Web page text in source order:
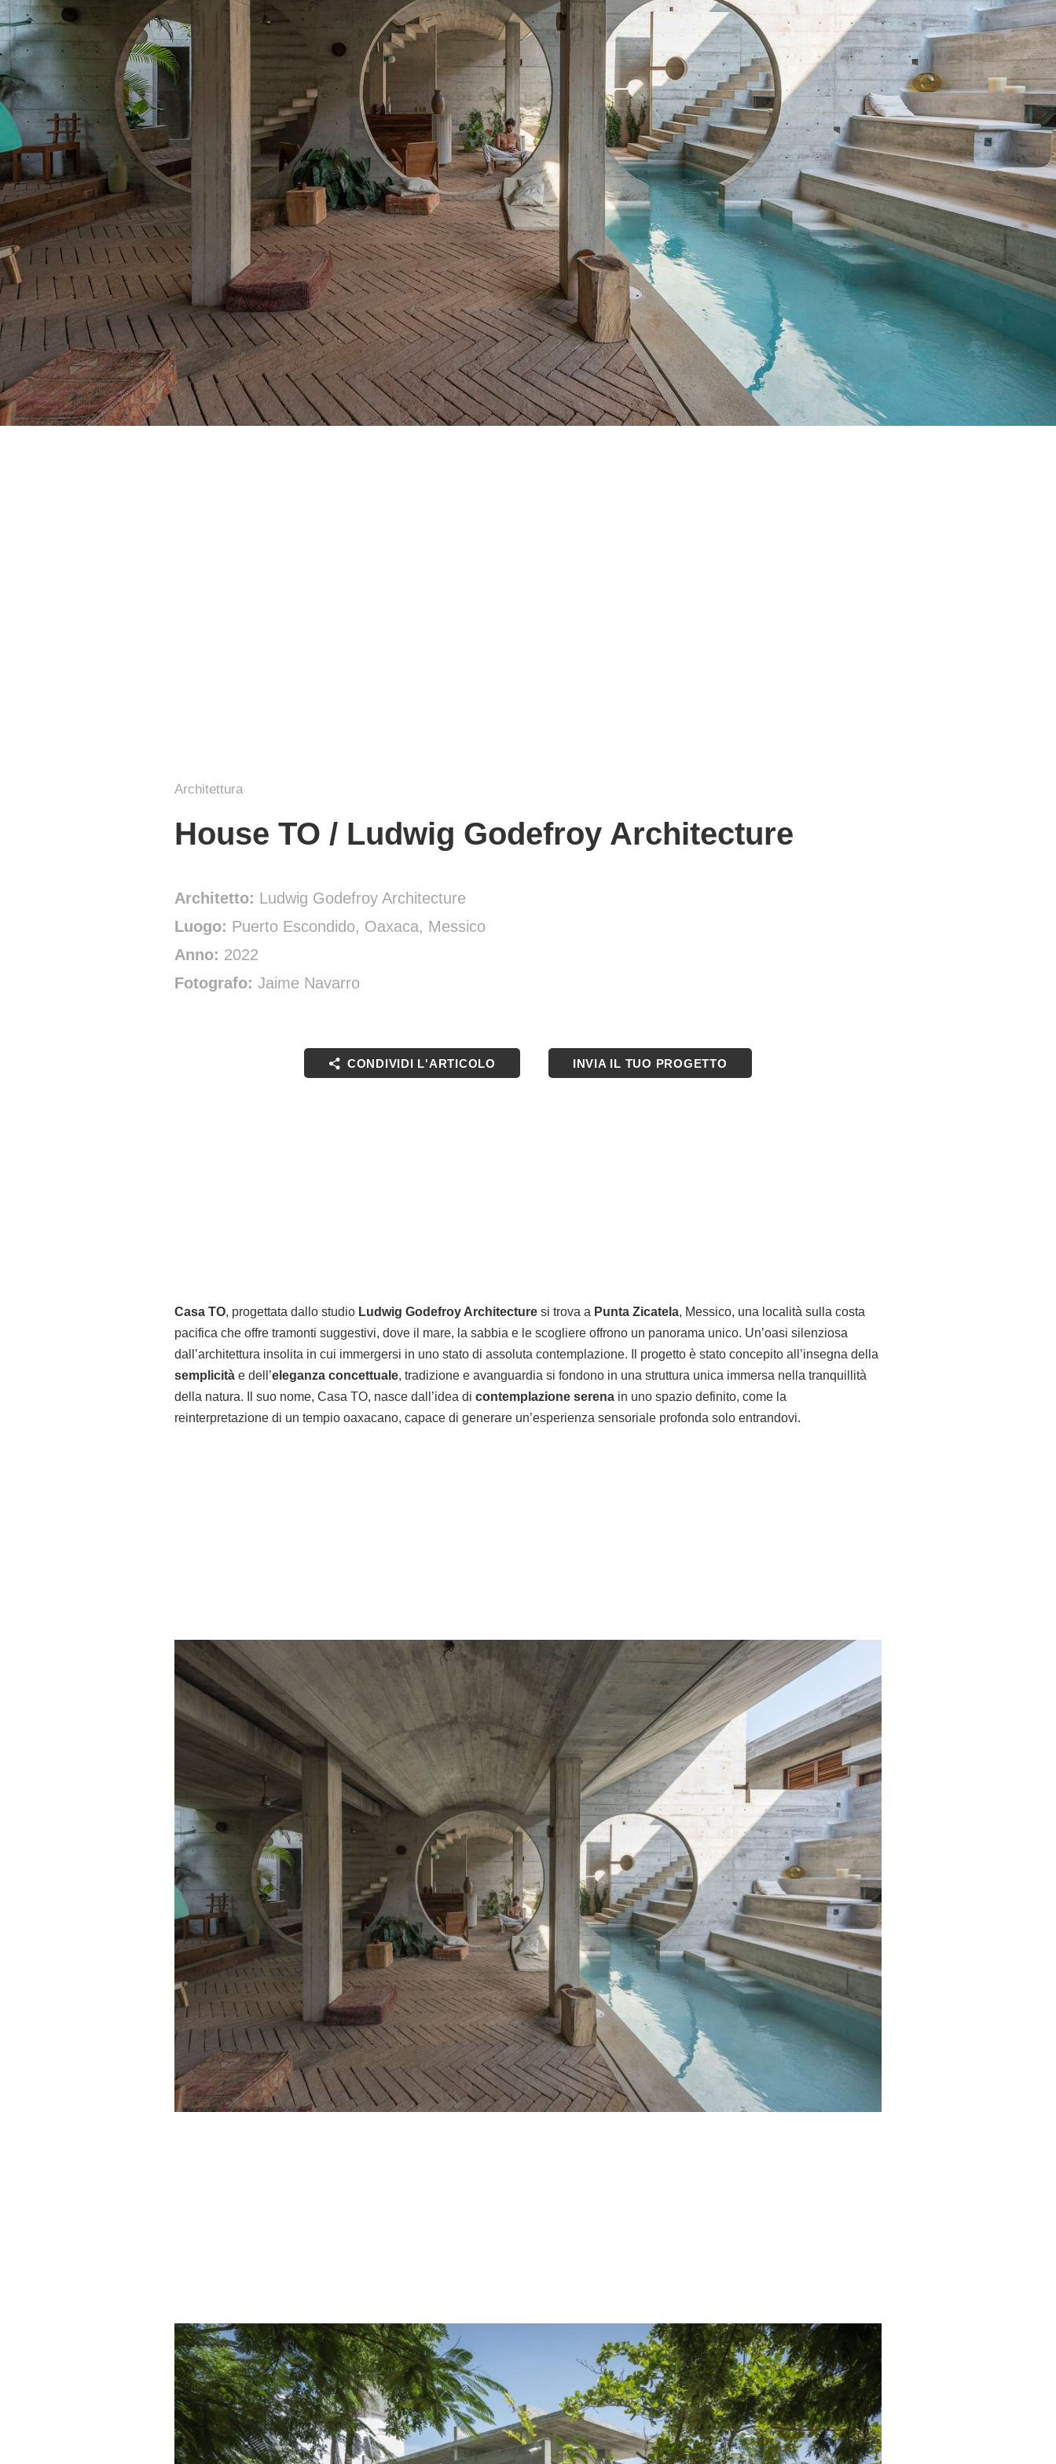
Architettura
House TO / Ludwig Godefroy Architecture
Architetto: Ludwig Godefroy Architecture
Luogo: Puerto Escondido, Oaxaca, Messico
Anno: 2022
Fotografo: Jaime Navarro
CONDIVIDI L'ARTICOLO INVIA IL TUO PROGETTO
Casa TO, progettata dallo studio Ludwig Godefroy Architecture si trova a Punta Zicatela, Messico, una località sulla costa
pacifica che offre tramonti suggestivi, dove il mare, la sabbia e le scogliere offrono un panorama unico. Un’oasi silenziosa
dall’architettura insolita in cui immergersi in uno stato di assoluta contemplazione. Il progetto è stato concepito all’insegna della
semplicità e dell’eleganza concettuale, tradizione e avanguardia si fondono in una struttura unica immersa nella tranquillità
della natura. Il suo nome, Casa TO, nasce dall’idea di contemplazione serena in uno spazio definito, come la
reinterpretazione di un tempio oaxacano, capace di generare un’esperienza sensoriale profonda solo entrandovi.